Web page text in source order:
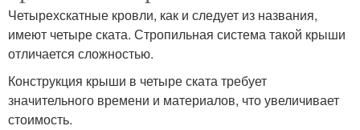
Четырехскатные кровли, как и следует из названия,
имеют четыре ската. Стропильная система такой крыши
отличается сложностью.
Конструкция крыши в четыре ската требует
значительного времени и материалов, что увеличивает
стоимость.